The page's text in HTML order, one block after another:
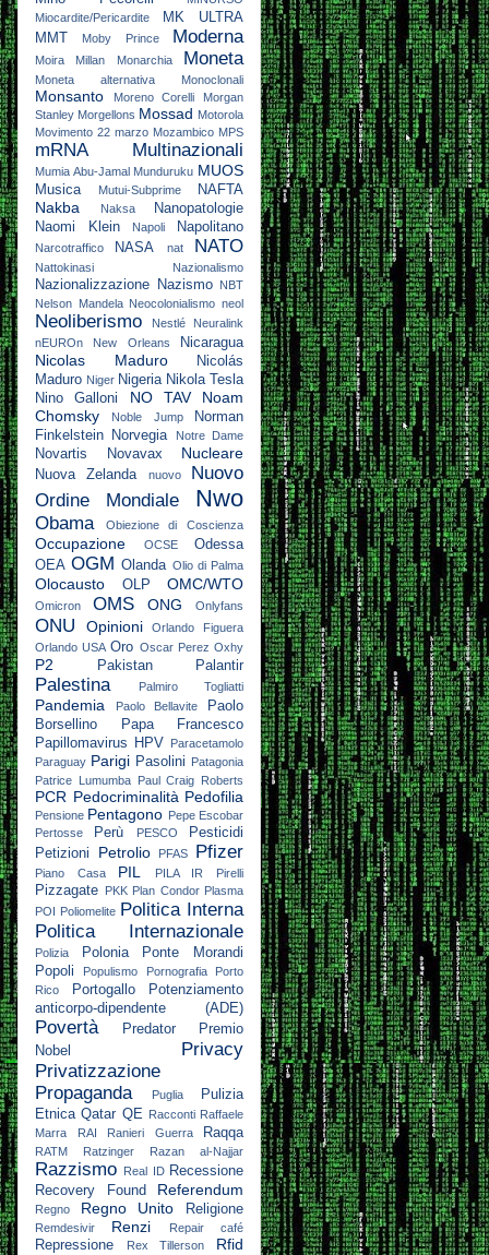
Miocardite/Pericardite
MK ULTRA
MMT
Moby Prince Moderna
Moira Millan Monarchia Moneta
Moneta alternativa Monoclonali
Monsanto Moreno Corelli
Morgan
Stanley Morgellons Mossad Motorola
Movimento 22 marzo Mozambico MPS
mRNA Multinazionali
Mumia Abu-Jamal Munduruku MUOS
Musica Mutui-Subprime NAFTA
Nakba Naksa
Nanopatologie
Naomi Klein
Napoli Napolitano
Narcotraffico NASA nat NATO
Nattokinasi Nazionalismo
Nazionalizzazione Nazismo
NBT
Nelson Mandela Neocolonialismo neol
Neoliberismo Nestlé
Neuralink
nEUROn
New Orleans Nicaragua
Nicolas Maduro
Nicolás
Maduro Niger Nigeria Nikola Tesla
Nino Galloni
NO TAV
Noam
Chomsky
Noble Jump
Norman
Finkelstein
Norvegia Notre Dame
Novartis Novavax Nucleare
Nuova Zelanda nuovo
Nuovo
Ordine Mondiale
Nwo
Obama Obiezione di Coscienza
Occupazione OCSE
Odessa
OEA OGM Olanda Olio di Palma
Olocausto OLP OMC/WTO
Omicron OMS ONG Onlyfans
ONU Opinioni
Orlando Figuera
Orlando USA Oro Oscar Perez Oxhy
P2 Pakistan Palantir
Palestina Palmiro Togliatti
Pandemia Paolo Bellavite
Paolo
Borsellino
Papa Francesco
Papillomavirus HPV
Paracetamolo
Paraguay Parigi Pasolini Patagonia
Patrice Lumumba
Paul Craig Roberts
PCR Pedocriminalità Pedofilia
Pensione Pentagono Pepe Escobar
Pertosse
Perù PESCO
Pesticidi
Petizioni
Petrolio PFAS Pfizer
Piano Casa PIL PILA IR Pirelli
Pizzagate PKK Plan Condor Plasma
POI Poliomelite Politica Interna
Politica Internazionale
Polizia Polonia
Ponte Morandi
Popoli
Populismo Pornografia
Porto
Rico
Portogallo
Potenziamento
anticorpo-dipendente (ADE)
Povertà Predator
Premio
Nobel
Privacy
Privatizzazione
Propaganda
Puglia
Pulizia
Etnica Qatar QE Racconti Raffaele
Marra
RAI Ranieri Guerra Raqqa
RATM Ratzinger Razan al-Najjar
Razzismo Real ID Recessione
Recovery Found
Referendum
Regno Regno Unito Religione
Remdesivir Renzi Repair café
Repressione Rex Tillerson Rfid